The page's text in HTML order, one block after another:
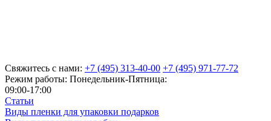
Свяжитесь с нами: +7 (495) 313-40-00 +7 (495) 971-77-72
Режим работы: Понедельник-Пятница:
09:00-17:00
Статьи
Виды пленки для упаковки подарков